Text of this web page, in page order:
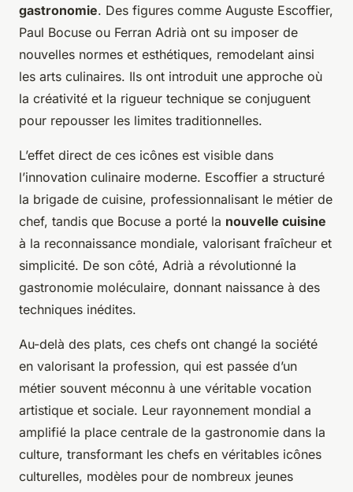
gastronomie. Des figures comme Auguste Escoffier,
Paul Bocuse ou Ferran Adrià ont su imposer de
nouvelles normes et esthétiques, remodelant ainsi
les arts culinaires. Ils ont introduit une approche où
la créativité et la rigueur technique se conjuguent
pour repousser les limites traditionnelles.
L’effet direct de ces icônes est visible dans
l’innovation culinaire moderne. Escoffier a structuré
la brigade de cuisine, professionnalisant le métier de
chef, tandis que Bocuse a porté la nouvelle cuisine
à la reconnaissance mondiale, valorisant fraîcheur et
simplicité. De son côté, Adrià a révolutionné la
gastronomie moléculaire, donnant naissance à des
techniques inédites.
Au-delà des plats, ces chefs ont changé la société
en valorisant la profession, qui est passée d’un
métier souvent méconnu à une véritable vocation
artistique et sociale. Leur rayonnement mondial a
amplifié la place centrale de la gastronomie dans la
culture, transformant les chefs en véritables icônes
culturelles, modèles pour de nombreux jeunes